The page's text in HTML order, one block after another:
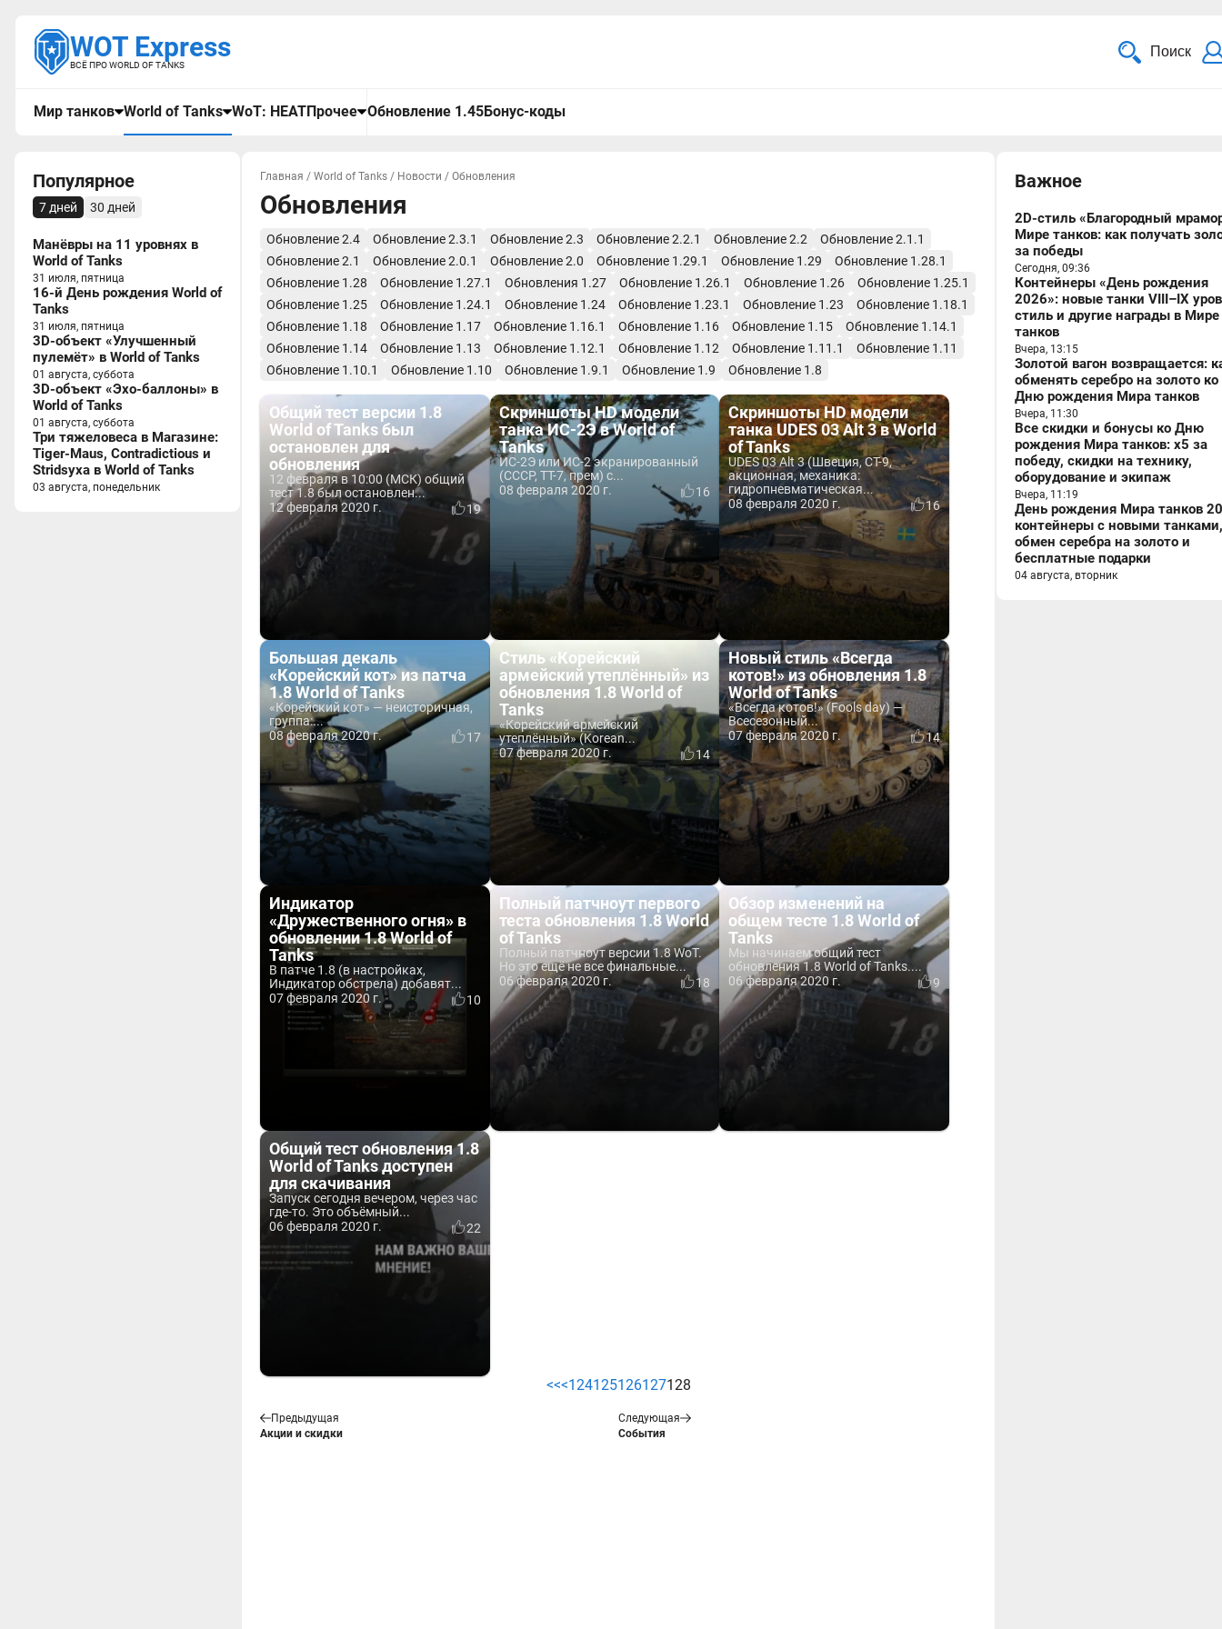
WOT Express
ВСЁ ПРО WORLD OF TANKS
Поиск
Мир танков World of Tanks WoT: HEATПрочее Обновление 1.45Бонус-коды
Популярное
7 дней 30 дней
Манёвры на 11 уровнях в
World of Tanks
31 июля, пятница
16-й День рождения World of
Tanks
31 июля, пятница
3D-объект «Улучшенный
пулемёт» в World of Tanks
01 августа, суббота
3D-объект «Эхо-баллоны» в
World of Tanks
01 августа, суббота
Три тяжеловеса в Магазине:
Tiger-Maus, Contradictious и
Stridsyxa в World of Tanks
03 августа, понедельник
Главная / World of Tanks / Новости / Обновления
Обновления
Обновление 2.4 Обновление 2.3.1 Обновление 2.3 Обновление 2.2.1 Обновление 2.2
Обновление 2.1.1
Обновление 2.1
Обновление 2.0.1 Обновление 2.0 Обновление 1.29.1 Обновление 1.29
Обновление 1.28.1
Обновление 1.28
Обновление 1.27.1 Обновления 1.27 Обновление 1.26.1 Обновление 1.26
Обновление 1.25.1
Обновление 1.25
Обновление 1.24.1 Обновление 1.24 Обновление 1.23.1 Обновление 1.23
Обновление 1.18.1
Обновление 1.18
Обновление 1.17 Обновление 1.16.1 Обновление 1.16 Обновление 1.15
Обновление 1.14.1
Обновление 1.14
Обновление 1.13 Обновление 1.12.1 Обновление 1.12 Обновление 1.11.1
Обновление 1.11
Обновление 1.10.1
Обновление 1.10 Обновление 1.9.1 Обновление 1.9 Обновление 1.8
Общий тест версии 1.8
World of Tanks был
остановлен для
обновления
12 февраля в 10:00 (МСК) общий
тест 1.8 был остановлен...
12 февраля 2020 г.
19
Скриншоты HD модели
танка ИС-2Э в World of
Tanks
ИС-2Э или ИС-2 экранированный
(СССР, ТТ-7, прем) с...
08 февраля 2020 г.
16
Скриншоты HD модели
танка UDES 03 Alt 3 в World
of Tanks
UDES 03 Alt 3 (Швеция, СТ-9,
акционная, механика:
гидропневматическая...
08 февраля 2020 г.
16
Большая декаль
«Корейский кот» из патча
1.8 World of Tanks
«Корейский кот» — неисторичная,
группа:...
08 февраля 2020 г.
17
Стиль «Корейский
армейский утеплённый» из
обновления 1.8 World of
Tanks
«Корейский армейский
утеплённый» (Korean...
07 февраля 2020 г.
14
Новый стиль «Всегда
котов!» из обновления 1.8
World of Tanks
«Всегда котов!» (Fools day) —
Всесезонный...
07 февраля 2020 г.
14
Индикатор
«Дружественного огня» в
обновлении 1.8 World of
Tanks
В патче 1.8 (в настройках,
Индикатор обстрела) добавят...
07 февраля 2020 г.
10
Полный патчноут первого
теста обновления 1.8 World
of Tanks
Полный патчноут версии 1.8 WoT.
Но это ещё не все финальные...
06 февраля 2020 г.
18
Обзор изменений на
общем тесте 1.8 World of
Tanks
Мы начинаем общий тест
обновления 1.8 World of Tanks....
06 февраля 2020 г.
9
Общий тест обновления 1.8
World of Tanks доступен
для скачивания
Запуск сегодня вечером, через час
где-то. Это объёмный...
06 февраля 2020 г.
22
<<<124125126127128
Предыдущая
Акции и скидки
Следующая
События
Важное
2D-стиль «Благородный
Мире танков: как получать
за победы
Сегодня, 09:36
Контейнеры «День рождения
2026»: новые танки VIII–IX
стиль и другие награды в Мире
танков
Вчера, 13:15
Золотой вагон возвращается:
обменять серебро на золото ко
Дню рождения Мира танков
Вчера, 11:30
Все скидки и бонусы ко Дню
рождения Мира танков: x5 за
победу, скидки на технику,
оборудование и экипаж
Вчера, 11:19
День рождения Мира танков
контейнеры с новыми танками,
обмен серебра на золото и
бесплатные подарки
04 августа, вторник